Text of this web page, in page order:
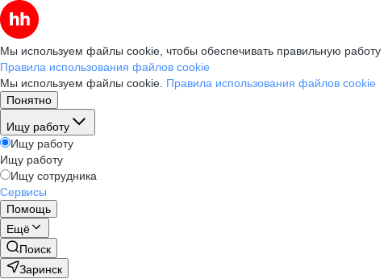
Мы используем файлы cookie, чтобы обеспечивать правильную работу
Правила использования файлов cookie
Мы используем файлы cookie. Правила использования файлов cookie
Понятно
Ищу работу
Ищу работу
Ищу работу
Ищу сотрудника
Сервисы
Помощь
Ещё
Поиск
Заринск